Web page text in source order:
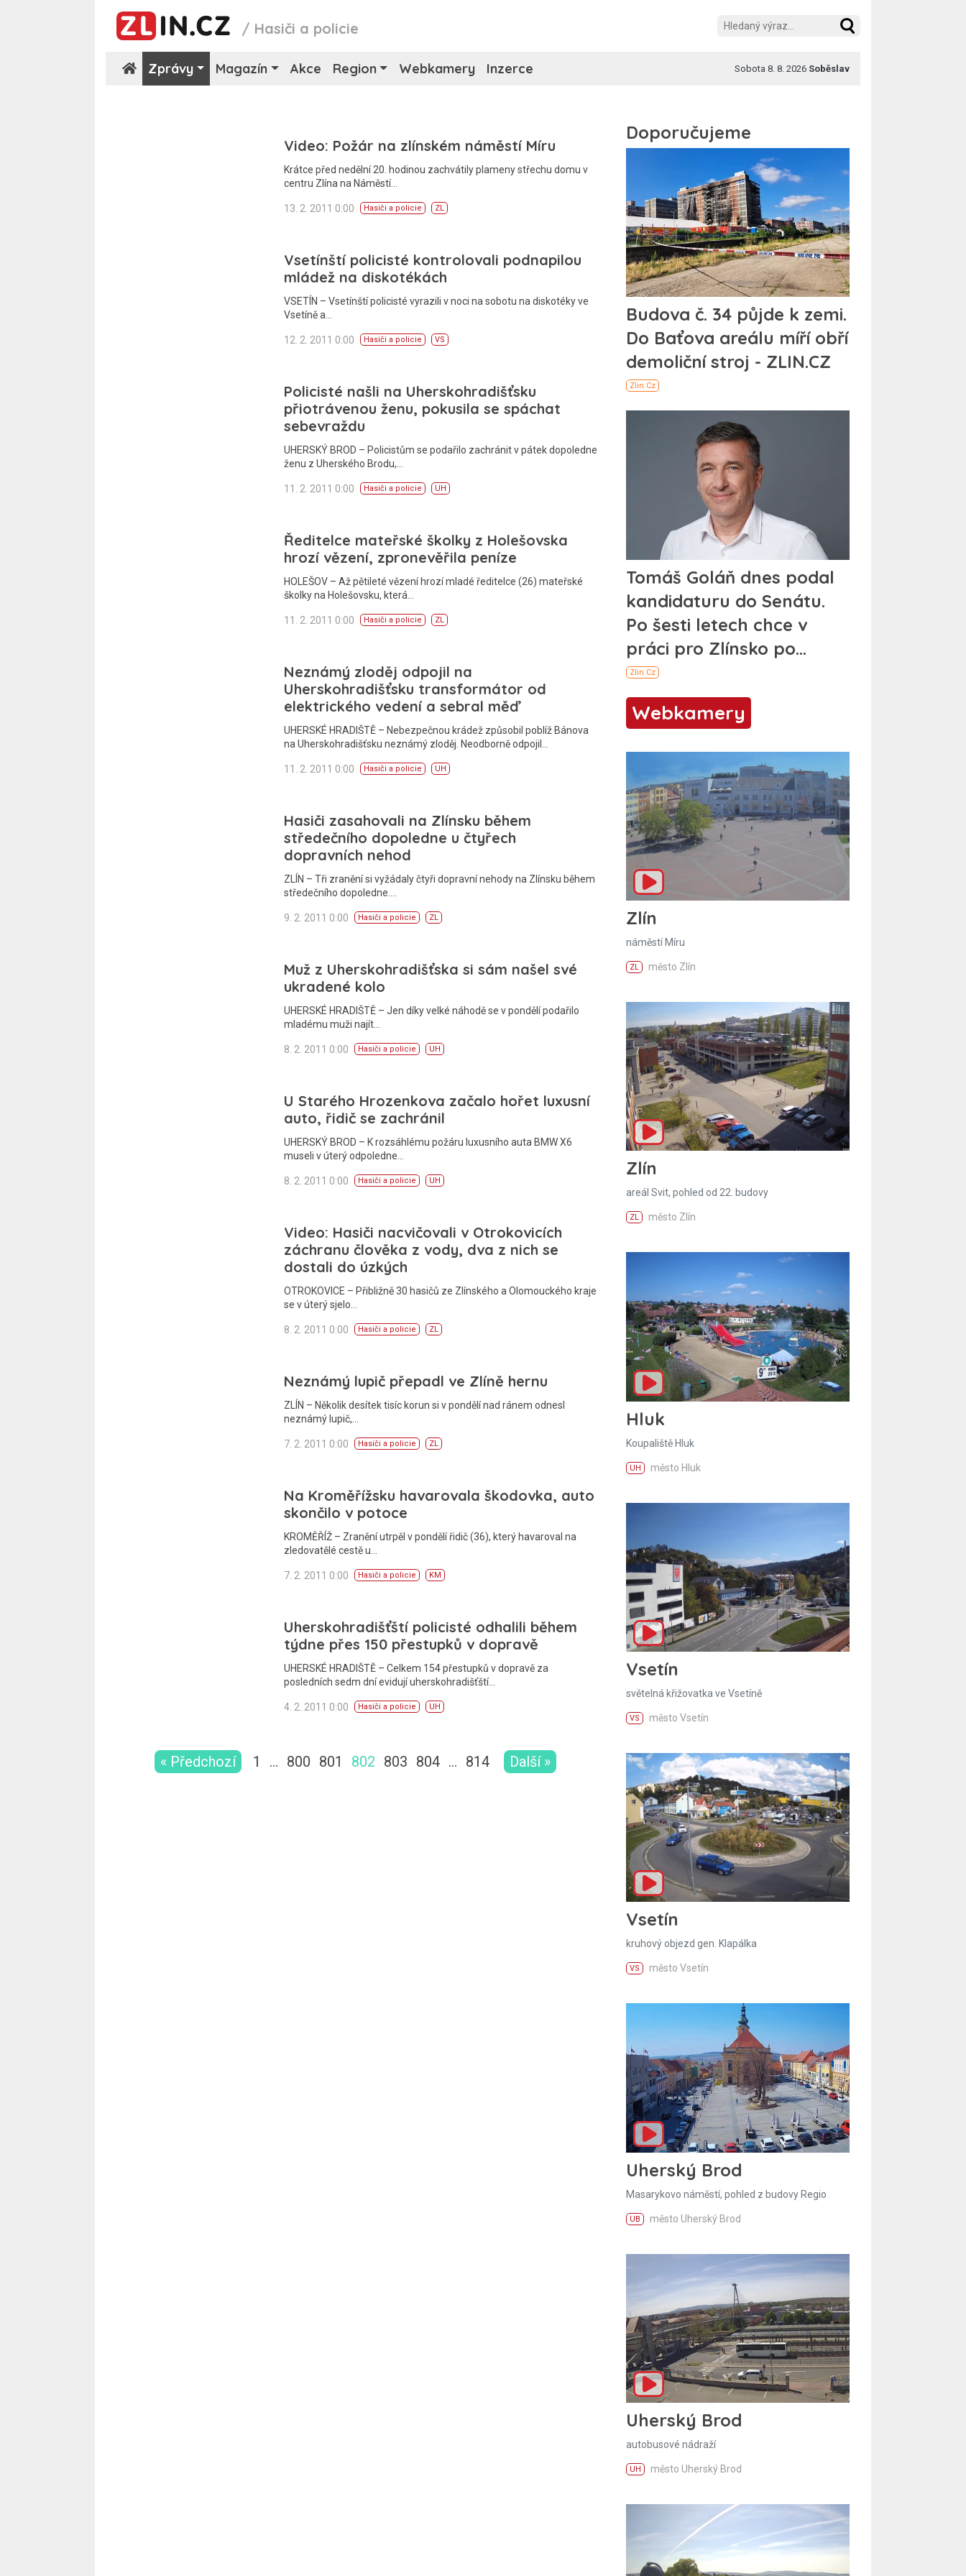
/ Hasiči a policie
Zprávy Magazín Akce Region Webkamery Inzerce Sobota 8. 8. 2026 Soběslav
Video: Požár na zlínském náměstí Míru
Krátce před nedělní 20. hodinou zachvátily plameny střechu domu v
centru Zlína na Náměstí…
13. 2. 2011 0:00 Hasiči a policie ZL
Vsetínští policisté kontrolovali podnapilou
mládež na diskotékách
VSETÍN – Vsetínští policisté vyrazili v noci na sobotu na diskotéky ve
Vsetíně a…
12. 2. 2011 0:00 Hasiči a policie VS
Policisté našli na Uherskohradišťsku
přiotrávenou ženu, pokusila se spáchat
sebevraždu
UHERSKÝ BROD – Policistům se podařilo zachránit v pátek dopoledne
ženu z Uherského Brodu,…
11. 2. 2011 0:00 Hasiči a policie UH
Ředitelce mateřské školky z Holešovska
hrozí vězení, zpronevěřila peníze
HOLEŠOV – Až pětileté vězení hrozí mladé ředitelce (26) mateřské
školky na Holešovsku, která…
11. 2. 2011 0:00 Hasiči a policie ZL
Neznámý zloděj odpojil na
Uherskohradišťsku transformátor od
elektrického vedení a sebral měď
UHERSKÉ HRADIŠTĚ – Nebezpečnou krádež způsobil poblíž Bánova
na Uherskohradišťsku neznámý zloděj. Neodborně odpojil…
11. 2. 2011 0:00 Hasiči a policie UH
Hasiči zasahovali na Zlínsku během
středečního dopoledne u čtyřech
dopravních nehod
ZLÍN – Tři zranění si vyžádaly čtyři dopravní nehody na Zlínsku během
středečního dopoledne.…
9. 2. 2011 0:00 Hasiči a policie ZL
Muž z Uherskohradišťska si sám našel své
ukradené kolo
UHERSKÉ HRADIŠTĚ – Jen díky velké náhodě se v pondělí podařilo
mladému muži najít…
8. 2. 2011 0:00 Hasiči a policie UH
U Starého Hrozenkova začalo hořet luxusní
auto, řidič se zachránil
UHERSKÝ BROD – K rozsáhlému požáru luxusního auta BMW X6
museli v úterý odpoledne…
8. 2. 2011 0:00 Hasiči a policie UH
Video: Hasiči nacvičovali v Otrokovicích
záchranu člověka z vody, dva z nich se
dostali do úzkých
OTROKOVICE – Přibližně 30 hasičů ze Zlínského a Olomouckého kraje
se v úterý sjelo…
8. 2. 2011 0:00 Hasiči a policie ZL
Neznámý lupič přepadl ve Zlíně hernu
ZLÍN – Několik desítek tisíc korun si v pondělí nad ránem odnesl
neznámý lupič,…
7. 2. 2011 0:00 Hasiči a policie ZL
Na Kroměřížsku havarovala škodovka, auto
skončilo v potoce
KROMĚŘÍŽ – Zranění utrpěl v pondělí řidič (36), který havaroval na
zledovatělé cestě u…
7. 2. 2011 0:00 Hasiči a policie KM
Uherskohradišťští policisté odhalili během
týdne přes 150 přestupků v dopravě
UHERSKÉ HRADIŠTĚ – Celkem 154 přestupků v dopravě za
posledních sedm dní evidují uherskohradišťští…
4. 2. 2011 0:00 Hasiči a policie UH
« Předchozí 1 … 800 801 802 803 804 … 814 Další »
Webkamery
Zlín
náměstí Míru
ZL město Zlín
Zlín
areál Svit, pohled od 22. budovy
ZL město Zlín
Hluk
Koupaliště Hluk
UH město Hluk
Vsetín
světelná křižovatka ve Vsetíně
VS město Vsetín
Vsetín
kruhový objezd gen. Klapálka
VS město Vsetín
Uherský Brod
Masarykovo náměstí, pohled z budovy Regio
UB město Uherský Brod
Uherský Brod
autobusové nádraží
UH město Uherský Brod